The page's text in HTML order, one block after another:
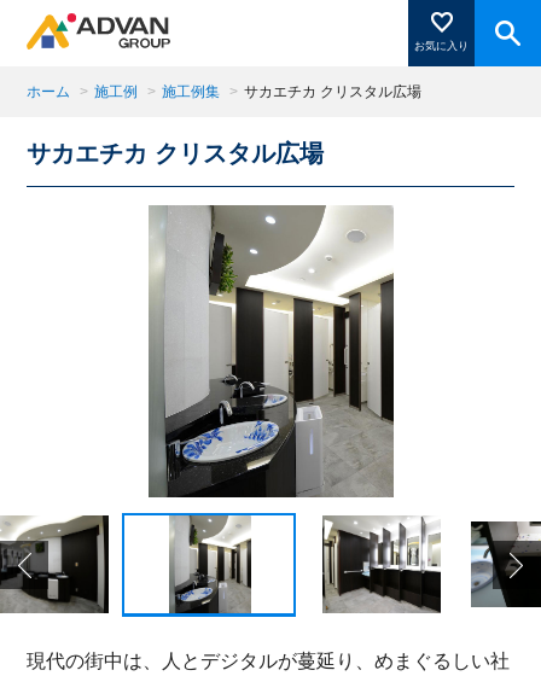
お気に入り
商品ページにある「お気に入り登録」を押すと登録した
商品がここに表示されます。
閉じる
ホーム > 施工例 > 施工例集 > サカエチカ クリスタル広場
サカエチカ クリスタル広場
現代の街中は、人とデジタルが蔓延り、めまぐるしい社